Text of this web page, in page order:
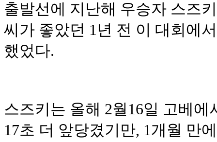
출발선에 지난해 우승자 스즈
씨가 좋았던 1년 전 이 대회에
했었다.
스즈키는 올해 2월16일 고베
17초 더 앞당겼기만, 1개월 만